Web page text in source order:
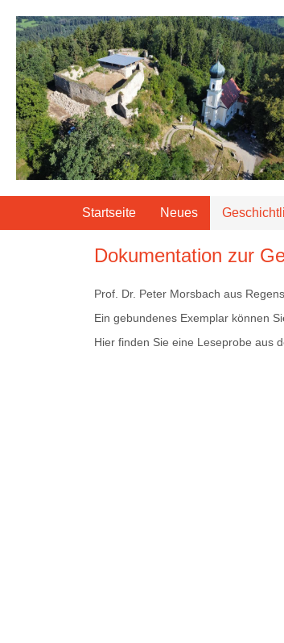
Startseite Neues
Dokumentation zur
Prof. Dr. Peter Morsbach aus
Ein gebundenes Exemplar können
Hier finden Sie eine Leseprobe aus